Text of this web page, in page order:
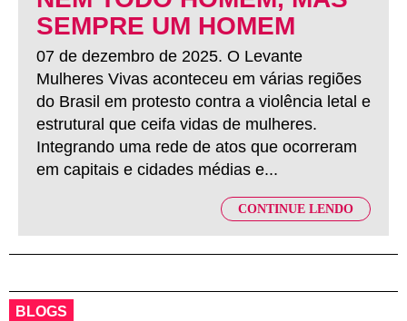
SEMPRE UM HOMEM
07 de dezembro de 2025. O Levante
Mulheres Vivas aconteceu em várias regiões
do Brasil em protesto contra a violência letal e
estrutural que ceifa vidas de mulheres.
Integrando uma rede de atos que ocorreram
em capitais e cidades médias e...
CONTINUE LENDO
BLOGS